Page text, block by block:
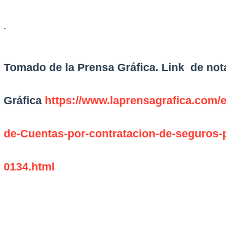
Tomado de la Prensa Gráfica. Link de
Gráfica https://www.laprensagrafica.com/
de-Cuentas-por-contratacion-de-seguros-
0134.html